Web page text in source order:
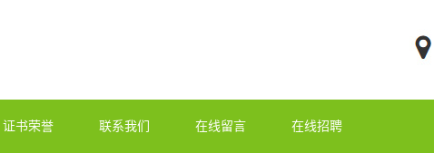
证书荣誉 联系我们 在线留言 在线招聘